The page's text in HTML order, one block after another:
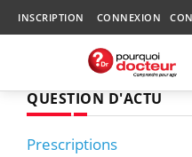
INSCRIPTION CONNEXION
QUESTION D'ACTU
Prescriptions